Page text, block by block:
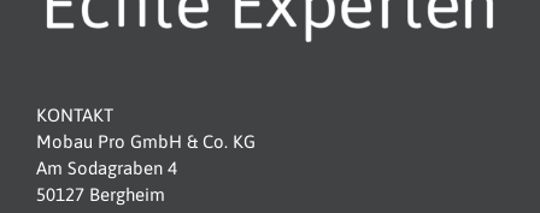
KONTAKT
Mobau Pro GmbH & Co. KG
Am Sodagraben 4
50127 Bergheim